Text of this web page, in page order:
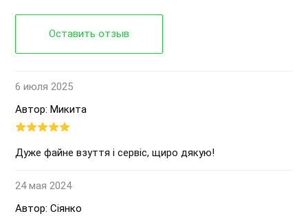
Оставить отзыв
6 июля 2025
Автор: Микита
Дуже файне взуття і сервіс, щиро дякую!
24 мая 2024
Автор: Сіянко